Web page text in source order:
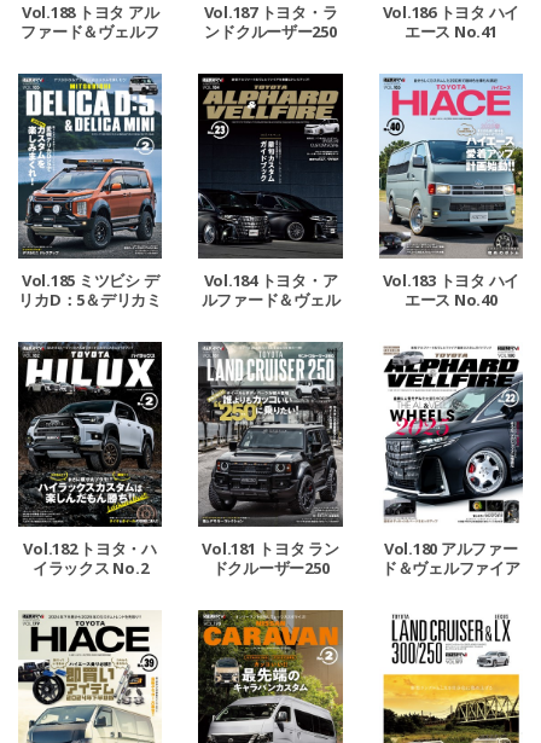
Vol.188 トヨタ アル
ファード＆ヴェルフ
Vol.187 トヨタ・ラ
ンドクルーザー250
Vol.186 トヨタ ハイ
エース No.41
Vol.185 ミツビシ デ
リカD：5＆デリカミ
Vol.184 トヨタ・ア
ルファード＆ヴェル
Vol.183 トヨタ ハイ
エース No.40
Vol.182 トヨタ・ハ
イラックス No.2
Vol.181 トヨタ ラン
ドクルーザー250
Vol.180 アルファー
ド＆ヴェルファイア